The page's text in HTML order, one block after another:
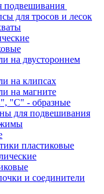
подвешивания
для тросов и лесок
на двустороннем
на клипсах
на магните
"C" - образные
для подвешивания
пластиковые
и соединители